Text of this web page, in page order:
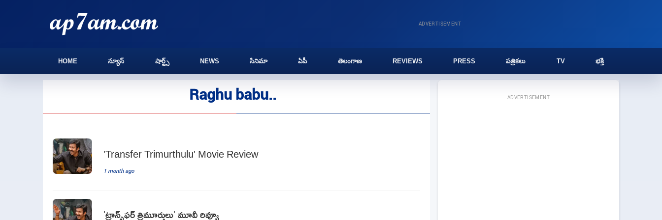
ADVERTISEMENT
HOME న్యూస్ షార్ట్స్ NEWS సినిమా ఏపీ తెలంగాణ REVIEWS PRESS పత్రికలు TV భక్తి
Raghu babu..
'Transfer Trimurthulu' Movie Review
1 month ago
'ట్రాన్స్‌ఫర్‌ త్రిమూర్తులు' మూవీ రివ్యూ
ADVERTISEMENT